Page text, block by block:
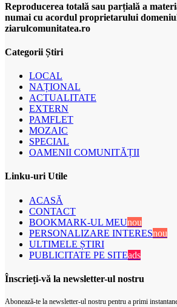
Reproducerea totală sau parțială a
numai cu acordul proprietarului
ziarulcomunitatea.ro
Categorii Știri
LOCAL
NAȚIONAL
ACTUALITATE
EXTERN
PAMFLET
MOZAIC
SPECIAL
OAMENII COMUNITĂȚII
Linku-uri Utile
ACASĂ
CONTACT
BOOKMARK-UL MEUnou
PERSONALIZARE INTERESnou
ULTIMELE ȘTIRI
PUBLICITATE PE SITEads
Înscrieți-vă la newsletter-ul nostru
Abonează-te la newsletter-ul nostru pentru a primi